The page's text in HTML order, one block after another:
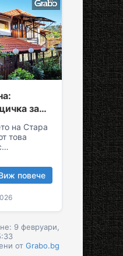
за
на Стара
това
и се…
повече
9 февруари,
от Grabo.bg